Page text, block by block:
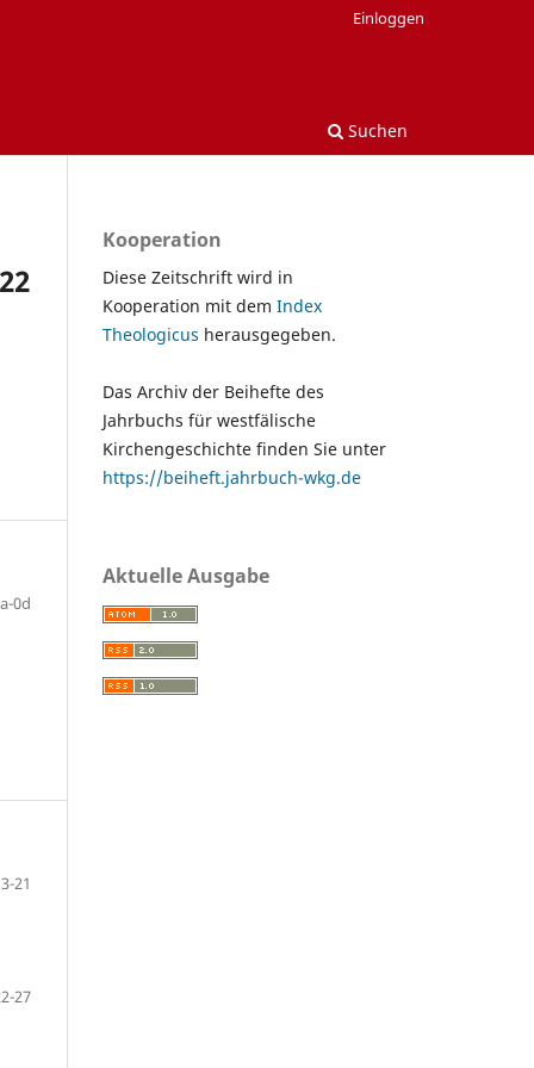
Suchen
Einloggen
0d
3-21
27
Kooperation
Diese Zeitschrift wird in
Kooperation mit dem Index
Theologicus herausgegeben.
Das Archiv der Beihefte des
Jahrbuchs für westfälische
Kirchengeschichte finden Sie unter
https://beiheft.jahrbuch-wkg.de
Aktuelle Ausgabe